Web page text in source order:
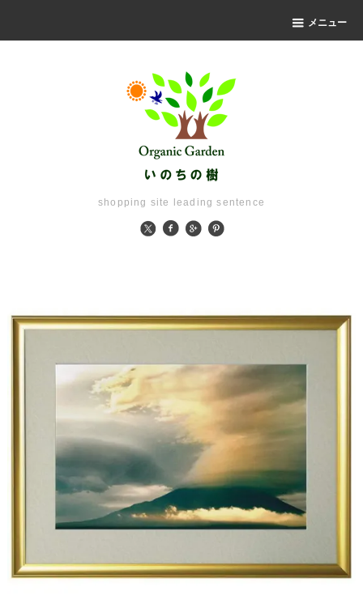
メニュー
shopping site leading sentence